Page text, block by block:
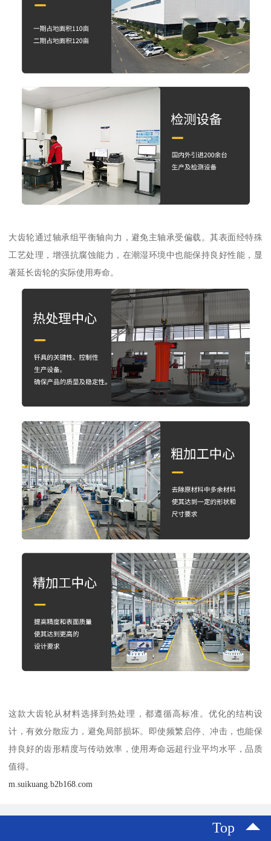
大齿轮通过轴承组平衡轴向力，避免主轴承受偏载。其表面经特殊
工艺处理，增强抗腐蚀能力，在潮湿环境中也能保持良好性能，显
著延长齿轮的实际使用寿命。
这款大齿轮从材料选择到热处理，都遵循高标准。优化的结构设
计，有效分散应力，避免局部损坏。即使频繁启停、冲击，也能保
持良好的齿形精度与传动效率，使用寿命远超行业平均水平，品质
值得。
m.suikuang.b2b168.com
Top